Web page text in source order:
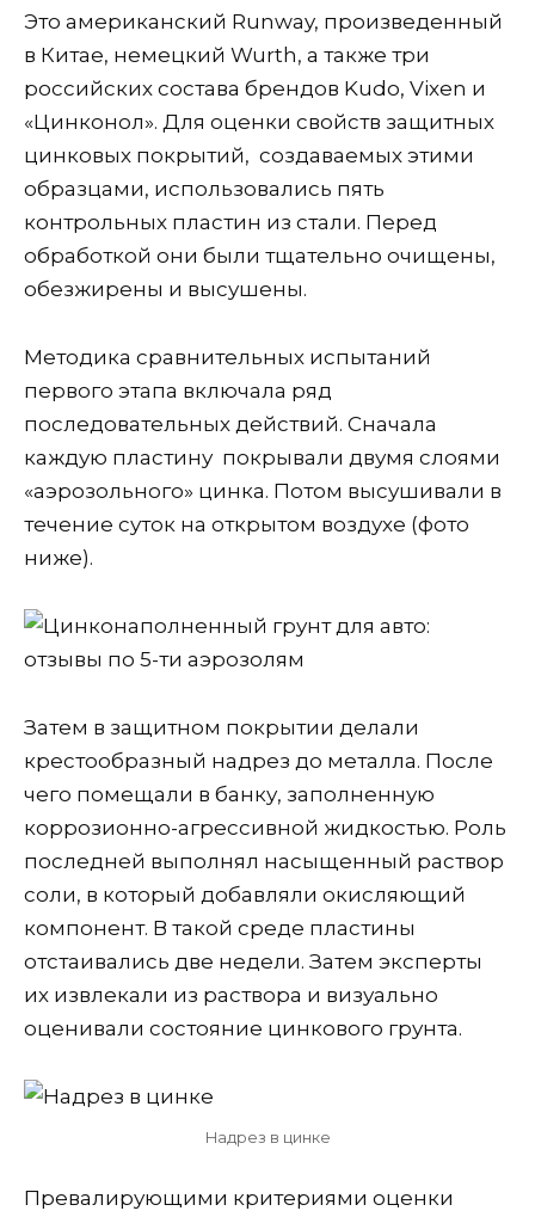
Это американский Runway, произведенный
в Китае, немецкий Wurth, а также три
российских состава брендов Kudo, Vixen и
«Цинконол». Для оценки свойств защитных
цинковых покрытий, создаваемых этими
образцами, использовались пять
контрольных пластин из стали. Перед
обработкой они были тщательно очищены,
обезжирены и высушены.
Методика сравнительных испытаний
первого этапа включала ряд
последовательных действий. Сначала
каждую пластину покрывали двумя слоями
«аэрозольного» цинка. Потом высушивали в
течение суток на открытом воздухе (фото
ниже).
Затем в защитном покрытии делали
крестообразный надрез до металла. После
чего помещали в банку, заполненную
коррозионно-агрессивной жидкостью. Роль
последней выполнял насыщенный раствор
соли, в который добавляли окисляющий
компонент. В такой среде пластины
отстаивались две недели. Затем эксперты
их извлекали из раствора и визуально
оценивали состояние цинкового грунта.
Надрез в цинке
Превалирующими критериями оценки